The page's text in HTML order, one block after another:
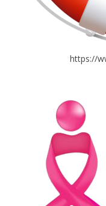
https://